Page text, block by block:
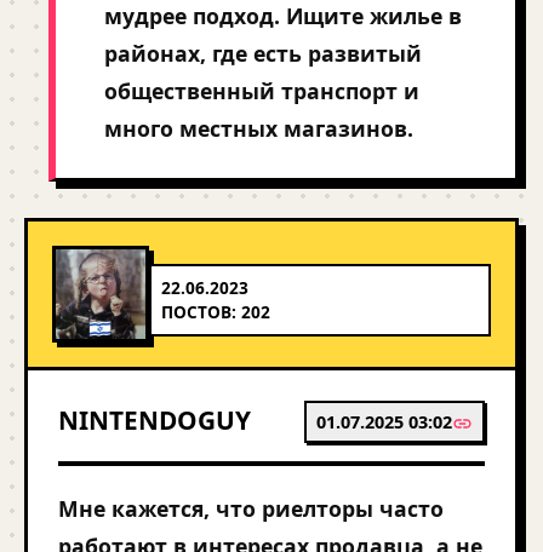
мудрее подход. Ищите жилье в
районах, где есть развитый
общественный транспорт и
много местных магазинов.
22.06.2023
ПОСТОВ: 202
NINTENDOGUY 01.07.2025 03:02
Мне кажется, что риелторы часто
работают в интересах продавца, а не